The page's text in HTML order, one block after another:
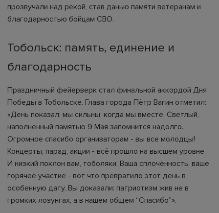
прозвучали над рекой, став данью памяти ветеранам и
благодарностью бойцам СВО.
Тобольск: память, единение и
благодарность
Праздничный фейерверк стал финальной аккордой Дня
Победы в Тобольске. Глава города Пётр Вагин отметил:
«День показал: мы сильны, когда мы вместе. Светлый,
наполненный памятью 9 Мая запомнится надолго.
Огромное спасибо организаторам - вы все молодцы!
Концерты, парад, акции - всё прошло на высшем уровне.
И низкий поклон вам, тоболяки. Ваша сплочённость, ваше
горячее участие - вот что превратило этот день в
особенную дату. Вы доказали: патриотизм жив не в
громких лозунгах, а в нашем общем “Спасибо”».